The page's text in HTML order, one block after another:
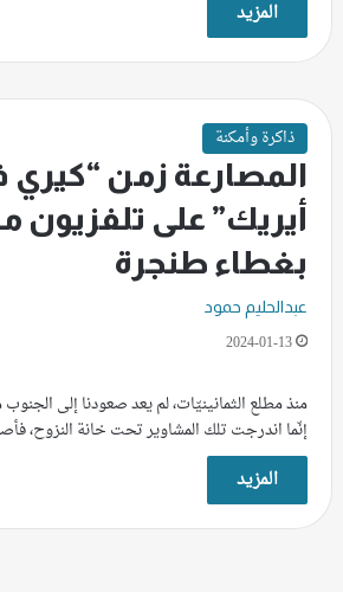
المزيد
ذاكرة وأمكنة
المصارعة زمن “كيري
أيريك” على تلفزيون
بغطاء طنجرة
عبدالحليم حمود
2024-01-13
منذ مطلع الثمانينيّات، لم يعد صعودنا إلى
إنّما اندرجت تلك المشاوير تحت خانة النزوح،
المزيد